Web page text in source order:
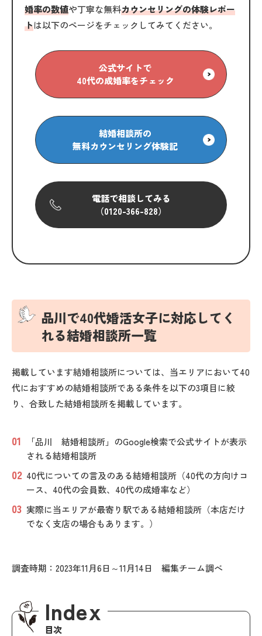
婚率の数値や丁寧な無料カウンセリングの体験レポー
トは以下のページをチェックしてみてください。
結婚相談所の
無料カウンセリング体験記
公式サイトで
40代の成婚率をチェック
電話で相談してみる
（0120-366-828）
品川で40代婚活女子に対応してく
れる結婚相談所一覧
掲載しています結婚相談所については、当エリアにおいて40
代におすすめの結婚相談所である条件を以下の3項目に絞
り、合致した結婚相談所を掲載しています。
「品川 結婚相談所」のGoogle検索で公式サイトが表示
される結婚相談所
40代についての言及のある結婚相談所（40代の方向けコ
ース、40代の会員数、40代の成婚率など）
実際に当エリアが最寄り駅である結婚相談所（本店だけ
でなく支店の場合もあります。）
調査時期：2023年11月6日～11月14日 編集チーム調べ
Index
目次